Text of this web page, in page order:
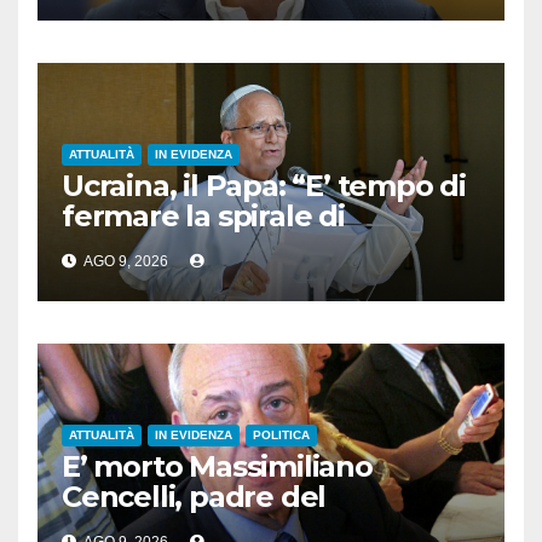
ATTUALITÀ IN EVIDENZA
Ucraina, il Papa: “E’ tempo di
fermare la spirale di
violenza”
AGO 9, 2026
ATTUALITÀ IN EVIDENZA POLITICA
E’ morto Massimiliano
Cencelli, padre del
“manuale” omonimo